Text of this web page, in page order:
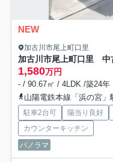
NEW
加古川市尾上町口里
加古川市尾上町口里 中
1,580万円
- / 90.67㎡ / 4LDK /築24年
山陽電鉄本線「浜の宮」
駐車2台可 陽当り良好
カウンターキッチン
パノラマ